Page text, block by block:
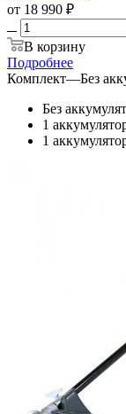
от 18 990 ₽
В корзину
Подробнее
Комплект—Без
Без
1
1